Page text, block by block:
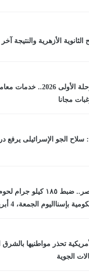
الثانوية الأزهرية والنتيجة
تنسيق المرحلة الأولى
مجانا
سلاح الجو الإسرائيلى يرفع
بيطرى الأقصر.. ضبط ١٨٥
الجمعة، 4 أبريل 2025 08:54 مـ
تحذر مواطنيها
الجوية